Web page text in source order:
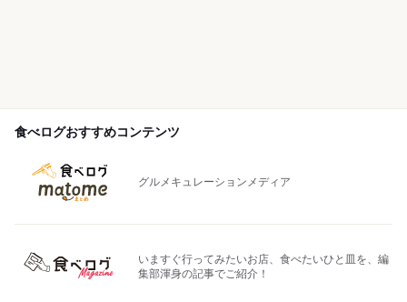
食べログおすすめコンテンツ
グルメキュレーションメディア
いますぐ行ってみたいお店、食べたいひと皿を、編
集部渾身の記事でご紹介！